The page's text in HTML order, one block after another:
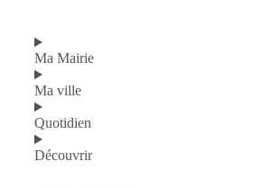
Ma Mairie
Ma ville
Quotidien
Découvrir